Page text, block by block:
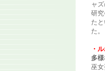
ャ
研
た
た。
・
多
巫